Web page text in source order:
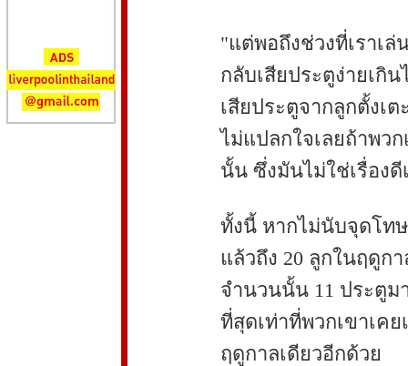
"แต่พอถึงช่วงที่เราเล่
กลับเสียประตูง่ายเกิ
เสียประตูจากลูกตั้งเ
ไม่แปลกใจเลยถ้าพว
นั้น ซึ่งมันไม่ใช่เรื่องดี
ทั้งนี้ หากไม่นับจุดโทษ
แล้วถึง 20 ลูกในฤดูก
จำนวนนั้น 11 ประตูม
ที่สุดเท่าที่พวกเขาเค
ฤดูกาลเดียวอีกด้วย